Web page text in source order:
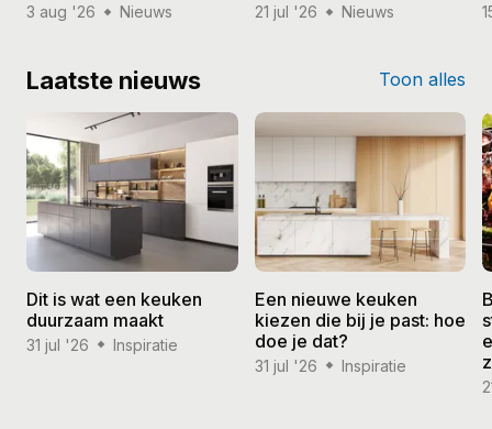
3 aug '26 Nieuws 21 jul '26 Nieuws
Laatste nieuws Toon alles
Dit is wat een keuken
duurzaam maakt
31 jul '26 Inspiratie
Een nieuwe keuken
kiezen die bij je past: hoe
doe je dat?
31 jul '26 Inspiratie